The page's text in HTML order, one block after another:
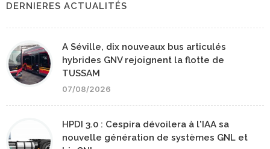
DERNIERES ACTUALITÉS
A Séville, dix nouveaux bus articulés
hybrides GNV rejoignent la flotte de
TUSSAM
07/08/2026
HPDI 3.0 : Cespira dévoilera à l'IAA sa
nouvelle génération de systèmes GNL et